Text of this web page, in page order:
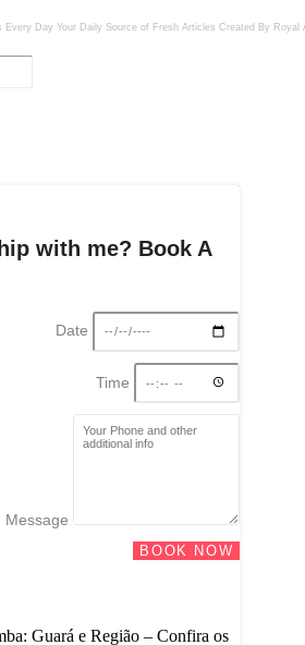
Every Day Your Daily Source of Fresh Articles Created By Royal
with me? Book A
Date
Time
Message
BOOK NOW